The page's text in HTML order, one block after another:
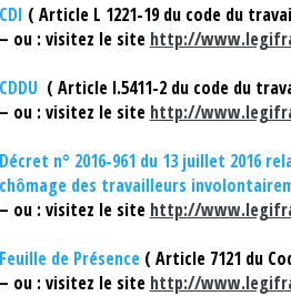
( Article L 1221-19 du code du
ou : visitez le site http://
( Article l.5411-2 du code du
ou : visitez le site http://
n° 2016-961 du 13 juillet 2016
des travailleurs
ou : visitez le site http://
de Présence ( Article 7121 du
ou : visitez le site http://